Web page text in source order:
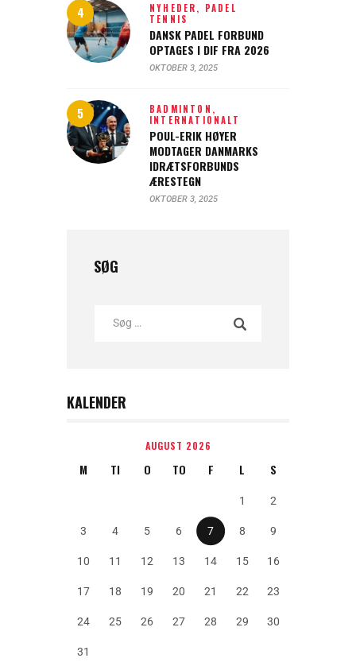
NYHEDER, PADEL
TENNIS
DANSK PADEL FORBUND
OPTAGES I DIF FRA 2026
OKTOBER 3, 2025
BADMINTON,
INTERNATIONALT
POUL-ERIK HØYER
MODTAGER DANMARKS
IDRÆTSFORBUNDS
ÆRESTEGN
OKTOBER 3, 2025
SØG
KALENDER
AUGUST 2026
M TI O TO F L S
1 2
3 4 5 6 7 8 9
10 11 12 13 14 15 16
17 18 19 20 21 22 23
24 25 26 27 28 29 30
31